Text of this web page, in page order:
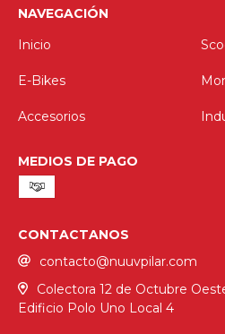
NAVEGACIÓN
Inicio
E-Bikes
Accesorios
MEDIOS DE PAGO
CONTACTANOS
contacto@nuuvpilar.com
Colectora 12 de Octubre
Edificio Polo Uno Local 4